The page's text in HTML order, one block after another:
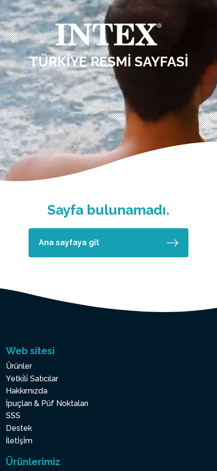
TÜRKIYE RESMI SAYFASI
Sayfa bulunamadı.
Ana sayfaya git
Web sitesi
Ürünler
Yetki̇li̇ Satıcılar
Hakkımızda
İpuçları & Püf Noktaları
SSS
Destek
İletİşİm
Ürünlerimiz